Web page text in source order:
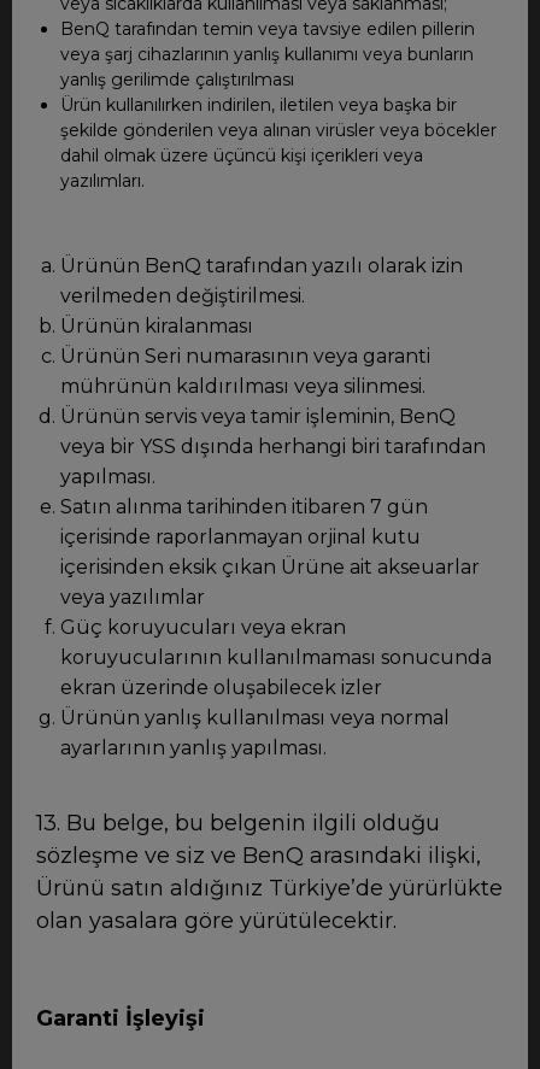
BenQ tarafından temin veya tavsiye edilen pillerin
veya şarj cihazlarının yanlış kullanımı veya bunların
yanlış gerilimde çalıştırılması
Ürün kullanılırken indirilen, iletilen veya başka bir
şekilde gönderilen veya alınan virüsler veya böcekler
dahil olmak üzere üçüncü kişi içerikleri veya
yazılımları.
Ürünün BenQ tarafından yazılı olarak izin
verilmeden değiştirilmesi.
Ürünün kiralanması
Ürünün Seri numarasının veya garanti
mührünün kaldırılması veya silinmesi.
Ürünün servis veya tamir işleminin, BenQ
veya bir YSS dışında herhangi biri tarafından
yapılması.
Satın alınma tarihinden itibaren 7 gün
içerisinde raporlanmayan orjinal kutu
içerisinden eksik çıkan Ürüne ait akseuarlar
veya yazılımlar
Güç koruyucuları veya ekran
koruyucularının kullanılmaması sonucunda
ekran üzerinde oluşabilecek izler
Ürünün yanlış kullanılması veya normal
ayarlarının yanlış yapılması.
13. Bu belge, bu belgenin ilgili olduğu
sözleşme ve siz ve BenQ arasındaki ilişki,
Ürünü satın aldığınız Türkiye’de yürürlükte
olan yasalara göre yürütülecektir.
Garanti İşleyişi